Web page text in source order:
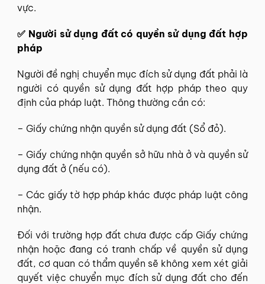
vực.
✅ Người sử dụng đất có quyền sử dụng đất hợp
pháp
Người đề nghị chuyển mục đích sử dụng đất phải là
người có quyền sử dụng đất hợp pháp theo quy
định của pháp luật. Thông thường cần có:
– Giấy chứng nhận quyền sử dụng đất (Sổ đỏ).
– Giấy chứng nhận quyền sở hữu nhà ở và quyền sử
dụng đất ở (nếu có).
– Các giấy tờ hợp pháp khác được pháp luật công
nhận.
Đối với trường hợp đất chưa được cấp Giấy chứng
nhận hoặc đang có tranh chấp về quyền sử dụng
đất, cơ quan có thẩm quyền sẽ không xem xét giải
quyết việc chuyển mục đích sử dụng đất cho đến